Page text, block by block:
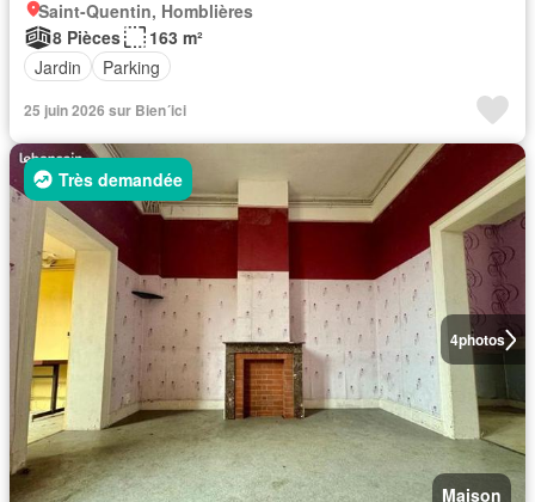
Saint-Quentin, Homblières
8 Pièces
163 m²
Jardin
Parking
25 juin 2026 sur Bien´ici
4photos
Très demandée
Maison